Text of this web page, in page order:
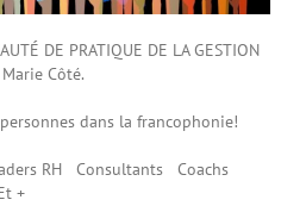
DE PRATIQUE DE LA GESTION
Côté.
dans la francophonie!
RH Consultants Coachs
+